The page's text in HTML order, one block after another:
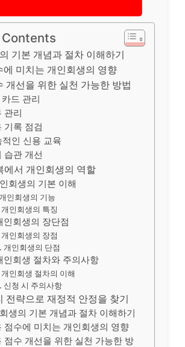
기본 개념과 절차 이해하기
에 미치는 개인회생의 영향
개선을 위한 실천 가능한 방법
드 관리
관리
기록 점검
적인 신용 교육
습관 개선
에서 개인회생의 역할
회생의 기본 이해
개인회생의 기능
개인회생의 특징
인회생의 장단점
개인회생의 장점
개인회생의 단점
인회생 절차와 주의사항
개인회생 절차의 이해
신청 시 주의사항
전략으로 재정적 안정을 찾기
생의 기본 개념과 절차 이해하기
점수에 미치는 개인회생의 영향
점수 개선을 위한 실천 가능한 방